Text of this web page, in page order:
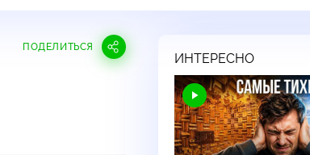
ПОДЕЛИТЬСЯ
ИНТЕРЕСНО